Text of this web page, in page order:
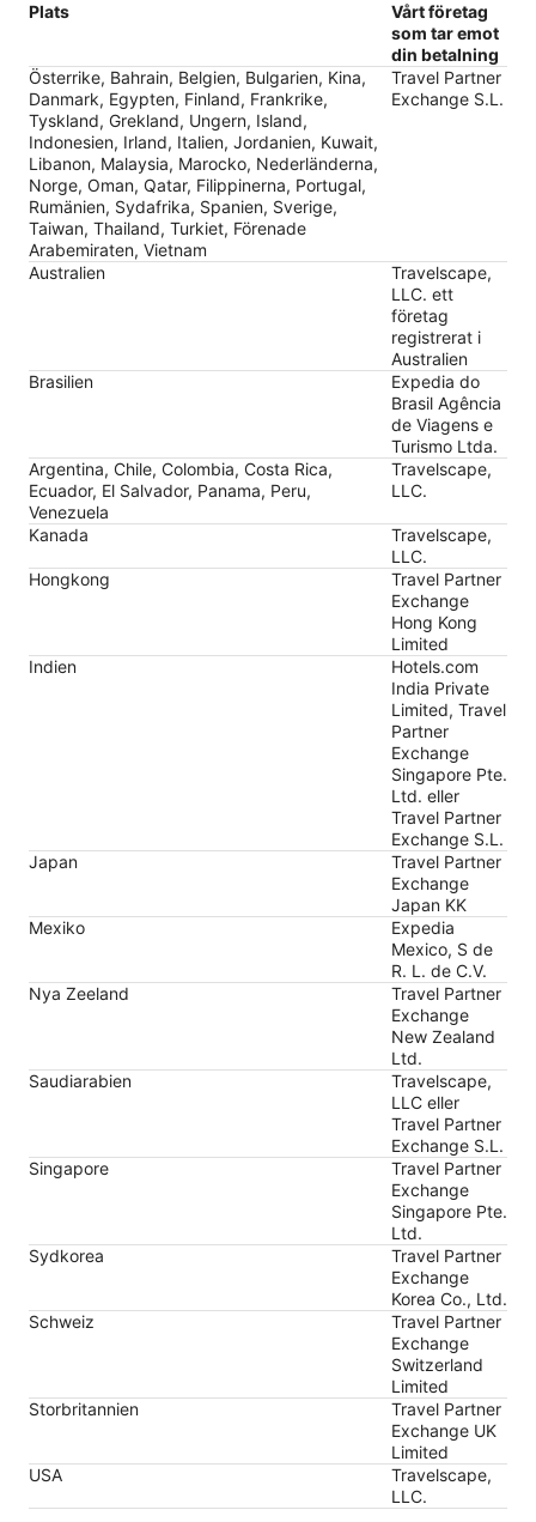
Plats
Vårt företag
som tar emot
din betalning
Österrike, Bahrain, Belgien, Bulgarien, Kina,
Danmark, Egypten, Finland, Frankrike,
Tyskland, Grekland, Ungern, Island,
Indonesien, Irland, Italien, Jordanien, Kuwait,
Libanon, Malaysia, Marocko, Nederländerna,
Norge, Oman, Qatar, Filippinerna, Portugal,
Rumänien, Sydafrika, Spanien, Sverige,
Taiwan, Thailand, Turkiet, Förenade
Arabemiraten, Vietnam
Travel Partner
Exchange S.L.
Australien
Travelscape,
LLC. ett
företag
registrerat i
Australien
Brasilien
Expedia do
Brasil Agência
de Viagens e
Turismo Ltda.
Argentina, Chile, Colombia, Costa Rica,
Ecuador, El Salvador, Panama, Peru,
Venezuela
Travelscape,
LLC.
Kanada
Travelscape,
LLC.
Hongkong
Travel Partner
Exchange
Hong Kong
Limited
Indien
Hotels.com
India Private
Limited, Travel
Partner
Exchange
Singapore Pte.
Ltd. eller
Travel Partner
Exchange S.L.
Japan
Travel Partner
Exchange
Japan KK
Mexiko
Expedia
Mexico, S de
R. L. de C.V.
Nya Zeeland
Travel Partner
Exchange
New Zealand
Ltd.
Saudiarabien
Travelscape,
LLC eller
Travel Partner
Exchange S.L.
Singapore
Travel Partner
Exchange
Singapore Pte.
Ltd.
Sydkorea
Travel Partner
Exchange
Korea Co., Ltd.
Schweiz
Travel Partner
Exchange
Switzerland
Limited
Storbritannien
Travel Partner
Exchange UK
Limited
USA
Travelscape,
LLC.